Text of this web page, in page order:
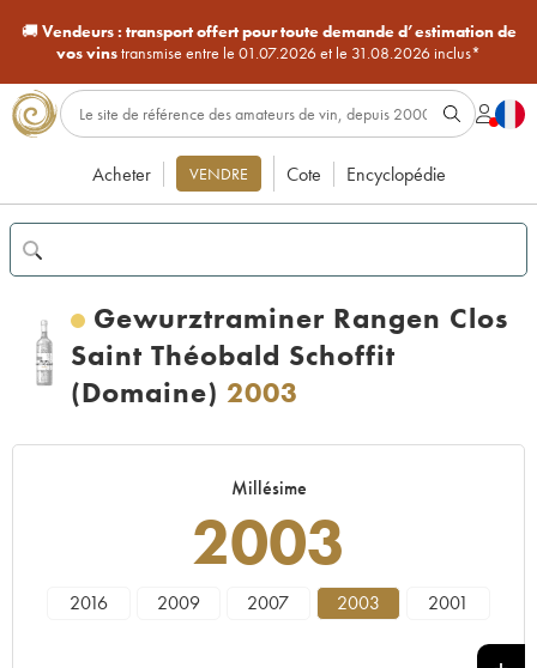
🚚Vendeurs : transport offert pour toute demande d’estimation de
vos vinstransmise entre le 01.07.2026 et le 31.08.2026 inclus*
Acheter VENDRE Cote Encyclopédie
Gewurztraminer Rangen Clos
Saint Théobald Schoffit
(Domaine) 2003
Millésime
2003
2016 2009 2007 2003 2001